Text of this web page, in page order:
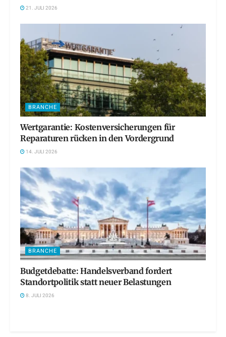
21. JULI 2026
BRANCHE
Wertgarantie: Kostenversicherungen für
Reparaturen rücken in den Vordergrund
14. JULI 2026
BRANCHE
Budgetdebatte: Handelsverband fordert
Standortpolitik statt neuer Belastungen
8. JULI 2026